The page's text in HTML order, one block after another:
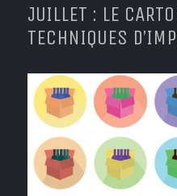
JUILLET : LE
TECHNIQUES